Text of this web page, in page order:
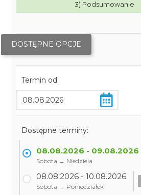
3) Podsumowanie
DOSTĘPNE OPCJE
Termin od:
Dostępne terminy:
08.08.2026 - 09.08.2026
Sobota → Niedziela
08.08.2026 - 10.08.2026
Sobota → Poniedziałek